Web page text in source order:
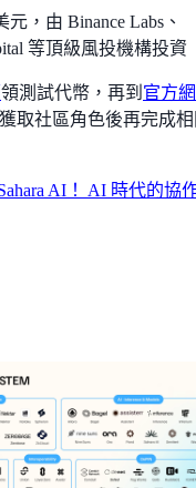
，由 Binance Labs、
等頂級風投機構投資
領測試代幣，再到 官方
取社區角色後再完成
AI！ AI 時代的協